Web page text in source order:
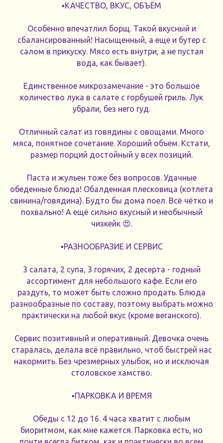
▪️КАЧЕСТВО, ВКУС, ОБЪЁМ
Особенно впечатлил борщ. Такой вкусный и
сбалансированный! Насыщенный, а еще и бутер с
салом в прикуску. Мясо есть внутри, а не пустая
вода, как бывает).
Единственное микрозамечание - это большое
количество лука в салате с горбушей гриль. Лук
убрали, без него гуд.
Отличный салат из говядины с овощами. Много
мяса, понятное сочетание. Хороший объем. Кстати,
размер порций достойный у всех позиций.
Паста и жульен тоже без вопросов. Удачные
обеденные блюда! Обалденная плесковица (котлета
свинина/говядина). Будто бы дома поел. Всё чётко и
похвально! А ещё сильно вкусный и необычный
чизкейк 😍.
▪️РАЗНООБРАЗИЕ И СЕРВИС
3 салата, 2 супа, 3 горячих, 2 десерта - годный
ассортимент для небольшого кафе. Если его
раздуть, то может быть сложно продать. Блюда
разнообразные по составу, поэтому выбрать можно
практически на любой вкус (кроме веганского).
Сервис позитивный и оперативный. Девочка очень
старалась, делала всё правильно, чтоб быстрей нас
накормить. Без чрезмерных улыбок, но и исключая
столовское хамство.
▪️ПАРКОВКА И ВРЕМЯ
Обеды с 12 до 16. 4 часа хватит с любым
биоритмом, как мне кажется. Парковка есть, но